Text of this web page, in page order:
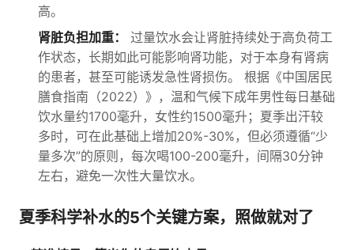
高。
肾脏负担加重：
过量饮水会让肾脏持续处于高负荷工
作状态，长期如此可能影响肾功能，对于本身有肾病
的患者，甚至可能诱发急性肾损伤。 根据《中国居民
膳食指南（2022）》，温和气候下成年男性每日基础
饮水量约1700毫升，女性约1500毫升；夏季出汗较
多时，可在此基础上增加20%-30%，但必须遵循“少
量多次”的原则，每次喝100-200毫升，间隔30分钟
左右，避免一次性大量饮水。
夏季科学补水的5个关键方案，照做就对了